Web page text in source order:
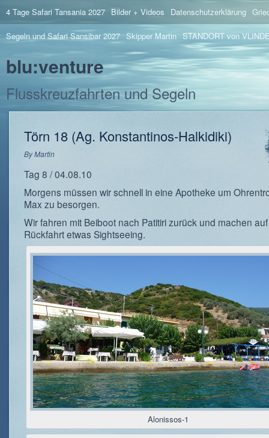
4 Tage Safari Tansania 2027 Bilder + Videos Datenschutzerklärung
Segeln und Safari Sansibar 2027 Skipper Martin STANDORT von
blu:venture
Flusskreuzfahrten und Segeln
Törn 18 (Ag. Konstantinos-Halkidiki)
ByMartin
Tag 8 / 04.08.10
Morgens müssen wir schnell in eine Apotheke um
Max zu besorgen.
Wir fahren mit Beiboot nach Patitiri zurück und machen
Rückfahrt etwas Sightseeing.
Alonissos-1